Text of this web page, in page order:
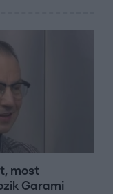
most
Garami